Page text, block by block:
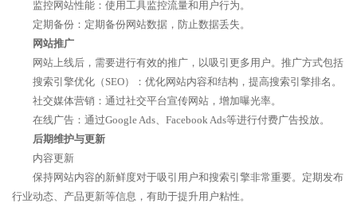
监控网站性能：使用工具监控流量和用户行为。
定期备份：定期备份网站数据，防止数据丢失。
网站推广
网站上线后，需要进行有效的推广，以吸引更多用户。推广方式包括
搜索引擎优化（SEO）：优化网站内容和结构，提高搜索引擎排名。
社交媒体营销：通过社交平台宣传网站，增加曝光率。
在线广告：通过Google Ads、Facebook Ads等进行付费广告投放。
后期维护与更新
内容更新
保持网站内容的新鲜度对于吸引用户和搜索引擎非常重要。定期发布
行业动态、产品更新等信息，有助于提升用户粘性。